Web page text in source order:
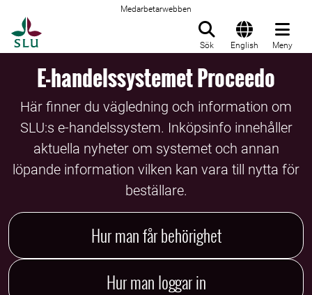
Medarbetarwebben
Sök English Meny
E-handelssystemet Proceedo
Här finner du vägledning och information om
SLU:s e-handelssystem. Inköpsinfo innehåller
aktuella nyheter om systemet och annan
löpande information vilken kan vara till nytta för
beställare.
Hur man får behörighet
Hur man loggar in